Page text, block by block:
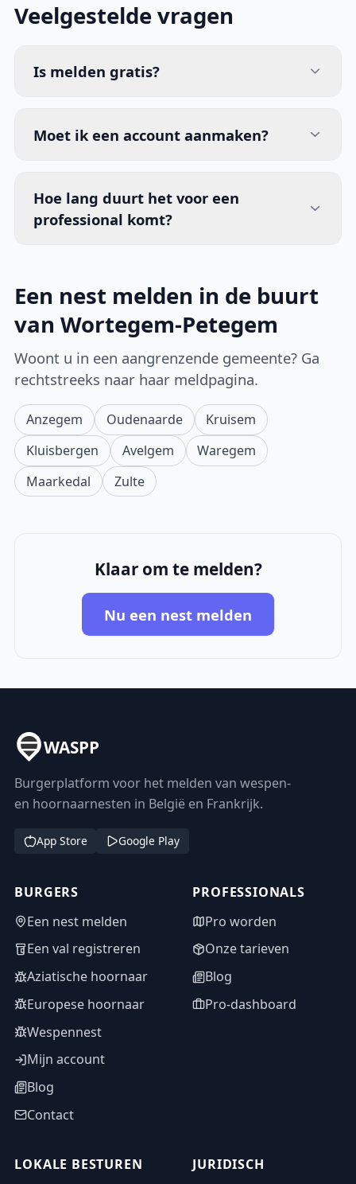
Veelgestelde vragen
Is melden gratis?
Moet ik een account aanmaken?
Hoe lang duurt het voor een
professional komt?
Een nest melden in de buurt
van Wortegem-Petegem
Woont u in een aangrenzende gemeente? Ga
rechtstreeks naar haar meldpagina.
Anzegem Oudenaarde
Kruisem
Kluisbergen
Avelgem
Waregem
Maarkedal
Zulte
Klaar om te melden?
Nu een nest melden
WASPP
Burgerplatform voor het melden van wespen-
en hoornaarnesten in België en Frankrijk.
App Store Google Play
BURGERS
Een nest melden
Een val registreren
Aziatische hoornaar
Europese hoornaar
Wespennest
Mijn account
Blog
Contact
PROFESSIONALS
Pro worden
Onze tarieven
Blog
Pro-dashboard
LOKALE BESTUREN JURIDISCH